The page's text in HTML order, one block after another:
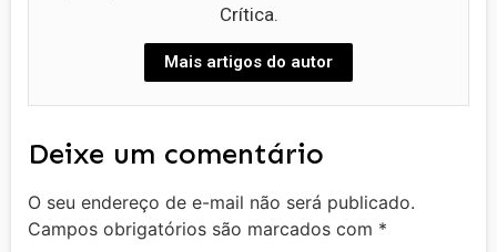
Crítica.
Mais artigos do autor
Deixe um comentário
O seu endereço de e-mail não será publicado.
Campos obrigatórios são marcados com *